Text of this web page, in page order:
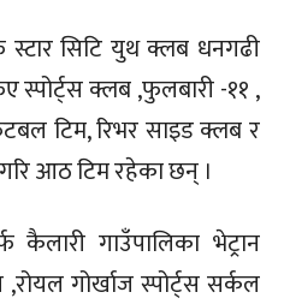
सिटि युथ क्लब धनगढी
स्पोर्ट्स क्लब ,फुलबारी -११ ,
टिम, रिभर साइड क्लब र
आठ टिम रहेका छन् ।
गाउँपालिका भेट्रान
,रोयल गोर्खाज स्पोर्ट्स सर्कल